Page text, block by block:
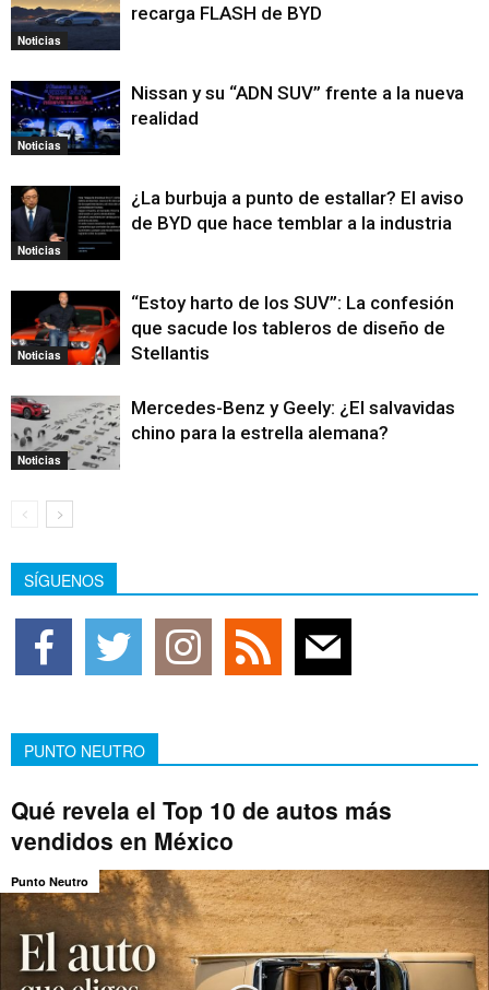
Noticias
recarga FLASH de BYD
Noticias
Nissan y su “ADN SUV” frente a la nueva
realidad
Noticias
¿La burbuja a punto de estallar? El aviso
de BYD que hace temblar a la industria
Noticias
“Estoy harto de los SUV”: La confesión
que sacude los tableros de diseño de
Stellantis
Noticias
Mercedes-Benz y Geely: ¿El salvavidas
chino para la estrella alemana?
SÍGUENOS
PUNTO NEUTRO
Qué revela el Top 10 de autos más
vendidos en México
Punto Neutro